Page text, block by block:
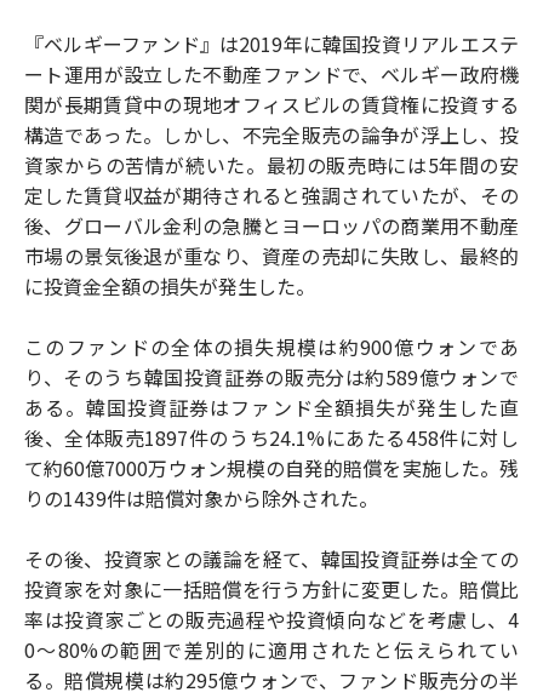
『ベルギーファンド』は2019年に韓国投資リアルエステ
ート運用が設立した不動産ファンドで、ベルギー政府機
関が長期賃貸中の現地オフィスビルの賃貸権に投資する
構造であった。しかし、不完全販売の論争が浮上し、投
資家からの苦情が続いた。最初の販売時には5年間の安
定した賃貸収益が期待されると強調されていたが、その
後、グローバル金利の急騰とヨーロッパの商業用不動産
市場の景気後退が重なり、資産の売却に失敗し、最終的
に投資金全額の損失が発生した。
このファンドの全体の損失規模は約900億ウォンであ
り、そのうち韓国投資証券の販売分は約589億ウォンで
ある。韓国投資証券はファンド全額損失が発生した直
後、全体販売1897件のうち24.1%にあたる458件に対し
て約60億7000万ウォン規模の自発的賠償を実施した。残
りの1439件は賠償対象から除外された。
その後、投資家との議論を経て、韓国投資証券は全ての
投資家を対象に一括賠償を行う方針に変更した。賠償比
率は投資家ごとの販売過程や投資傾向などを考慮し、4
0〜80%の範囲で差別的に適用されたと伝えられてい
る。賠償規模は約295億ウォンで、ファンド販売分の半